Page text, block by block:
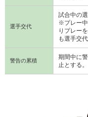
選手交代
試合中の
※プレー中
りプレー
も選手交
警告の累積
期間中に
止とする。